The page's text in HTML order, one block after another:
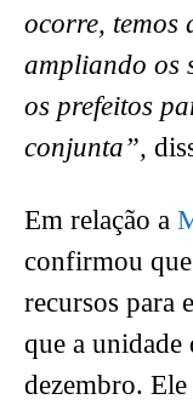
ocorre, temos
ampliando os
os prefeitos
conjunta”,
Em relação a
confirmou
recursos para
que a unidade
dezembro.